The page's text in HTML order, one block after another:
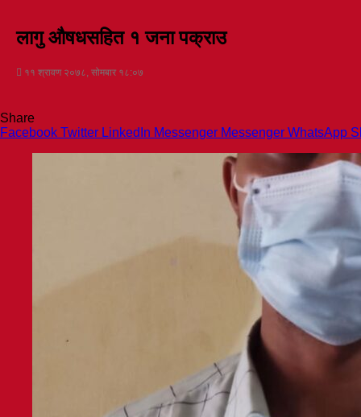
लागु औषधसहित १ जना पक्राउ
११ श्रावण २०७८, सोमबार १८:०७
Share
Facebook Twitter LinkedIn Messenger Messenger WhatsApp